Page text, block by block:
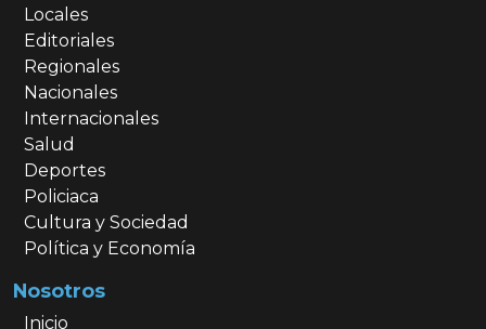
Locales
Editoriales
Regionales
Nacionales
Internacionales
Salud
Deportes
Policiaca
Cultura y Sociedad
Política y Economía
Nosotros
Inicio